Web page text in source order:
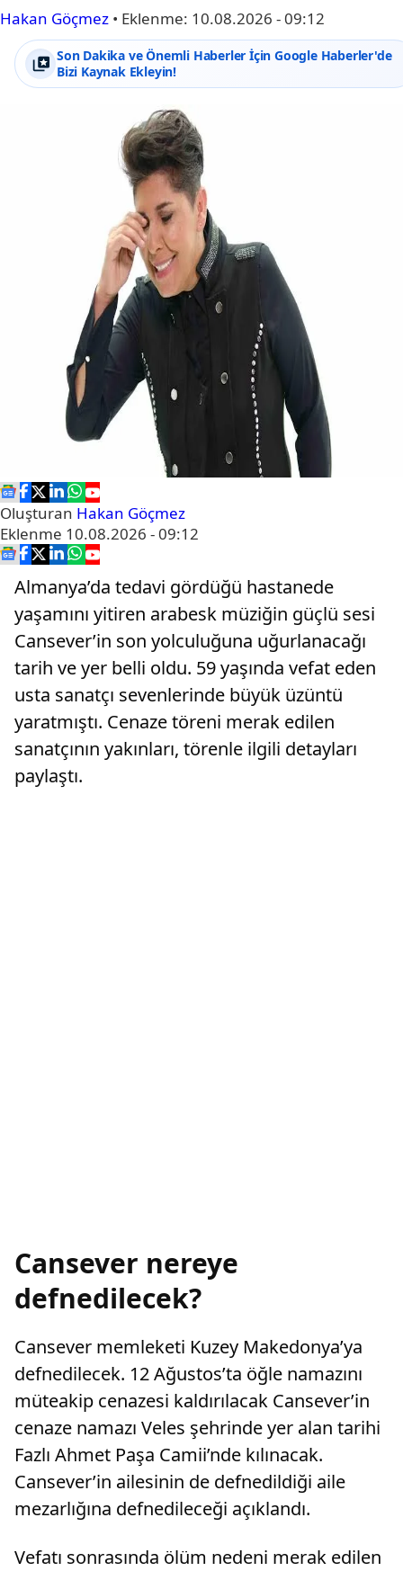
Hakan Göçmez • Eklenme: 10.08.2026 - 09:12
Son Dakika ve Önemli Haberler İçin Google Haberler'de
Bizi Kaynak Ekleyin!
Oluşturan Hakan Göçmez
Eklenme 10.08.2026 - 09:12
Almanya’da tedavi gördüğü hastanede
yaşamını yitiren arabesk müziğin güçlü sesi
Cansever’in son yolculuğuna uğurlanacağı
tarih ve yer belli oldu. 59 yaşında vefat eden
usta sanatçı sevenlerinde büyük üzüntü
yaratmıştı. Cenaze töreni merak edilen
sanatçının yakınları, törenle ilgili detayları
paylaştı.
Cansever nereye
defnedilecek?
Cansever memleketi Kuzey Makedonya’ya
defnedilecek. 12 Ağustos’ta öğle namazını
müteakip cenazesi kaldırılacak Cansever’in
cenaze namazı Veles şehrinde yer alan tarihi
Fazlı Ahmet Paşa Camii’nde kılınacak.
Cansever’in ailesinin de defnedildiği aile
mezarlığına defnedileceği açıklandı.
Vefatı sonrasında ölüm nedeni merak edilen